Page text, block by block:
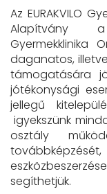
Az EURAKVILO
Alapítvány
Gyermekklinika
daganatos,
támogatására
jótékonysági
jellegű
igyekszünk
osztály
segíthetjük.